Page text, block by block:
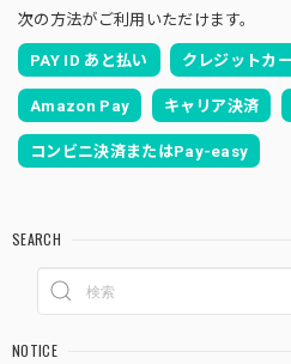
次の方法がご利用いただけます。
PAY ID あと払い クレジットカ
Amazon Pay キャリア決済
コンビニ決済またはPay-easy
SEARCH
NOTICE